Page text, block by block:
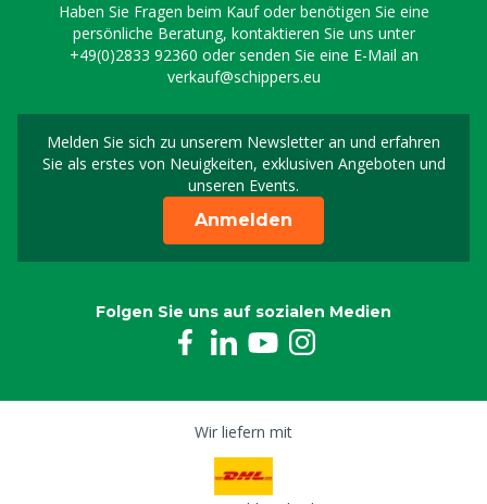
Haben Sie Fragen beim Kauf oder benötigen Sie eine
persönliche Beratung, kontaktieren Sie uns unter
+49(0)2833 92360 oder senden Sie eine E-Mail an
verkauf@schippers.eu
Melden Sie sich zu unserem Newsletter an und erfahren
Sie als erstes von Neuigkeiten, exklusiven Angeboten und
unseren Events.
Melden Sie sich für
Anmelden
Folgen Sie uns auf sozialen Medien
Wir liefern mit